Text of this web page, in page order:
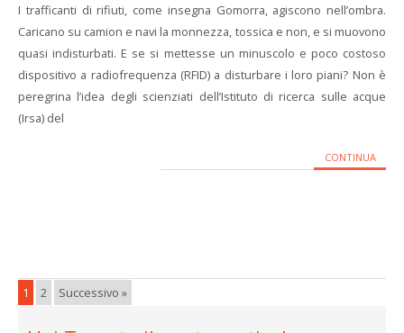
I trafficanti di rifiuti, come insegna Gomorra, agiscono nell’ombra.
Caricano su camion e navi la monnezza, tossica e non, e si muovono
quasi indisturbati. E se si mettesse un minuscolo e poco costoso
dispositivo a radiofrequenza (RFID) a disturbare i loro piani? Non è
peregrina l’idea degli scienziati dell’Istituto di ricerca sulle acque
(Irsa) del
CONTINUA
1 2 Successivo »